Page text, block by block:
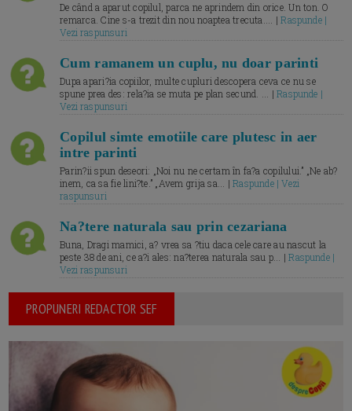
De când a aparut copilul, parca ne aprindem din orice. Un ton. O
remarca. Cine s-a trezit din nou noaptea trecuta.... |Raspunde |
Vezi raspunsuri
Cum ramanem un cuplu, nu doar parinti
Dupa apari?ia copiilor, multe cupluri descopera ceva ce nu se
spune prea des: rela?ia se muta pe plan secund. ... |Raspunde |
Vezi raspunsuri
Copilul simte emotiile care plutesc in aer
intre parinti
Parin?ii spun deseori: „Noi nu ne certam în fa?a copilului.” „Ne ab?
inem, ca sa fie lini?te.” „Avem grija sa... |Raspunde | Vezi
raspunsuri
Na?tere naturala sau prin cezariana
Buna, Dragi mamici, a? vrea sa ?tiu daca cele care au nascut la
peste 38 de ani, ce a?i ales: na?terea naturala sau p... |Raspunde |
Vezi raspunsuri
PROPUNERI REDACTOR SEF